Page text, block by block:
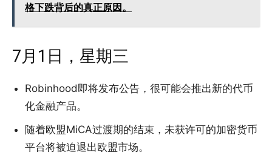
格下跌背后的真正原因。
7月1日，星期三
Robinhood即将发布公告，很可能会推出新的代币
化金融产品。
随着欧盟MiCA过渡期的结束，未获许可的加密货币
平台将被迫退出欧盟市场。